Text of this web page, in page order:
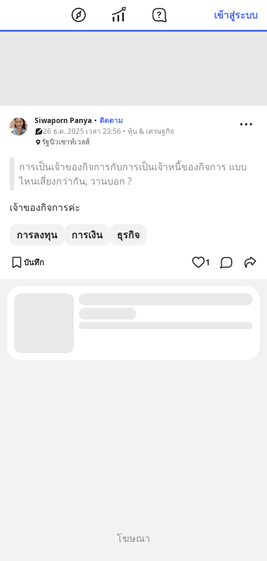
เข้าสู่ระบบ
Siwaporn Panya • ติดตาม
26 ธ.ค. 2025 เวลา 23:56 • หุ้น & เศรษฐกิจ
รัฐนิวเซาท์เวลส์
การเป็นเจ้าของกิจการกับการเป็นเจ้าหนี้ของกิจการ แบบ
ไหนเสี่ยงกว่ากัน, วานบอก ?
เจ้าของกิจการค่ะ
การลงทุน การเงิน ธุรกิจ
บันทึก 1
โฆษณา